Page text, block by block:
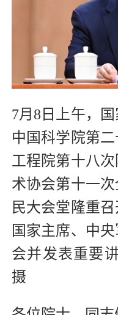
7月8日上午，国
中国科学院第
工程院第十八
术协会第十一
民大会堂隆重召
国家主席、中
会并发表重要
摄